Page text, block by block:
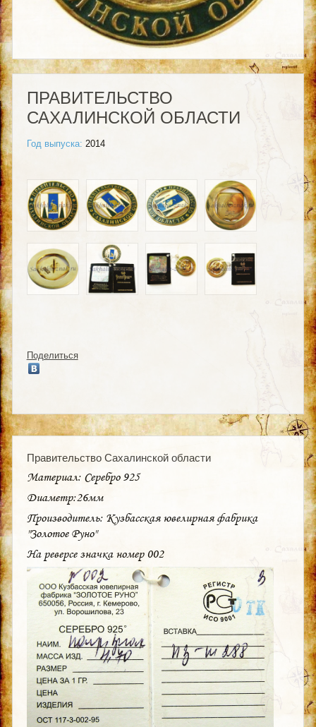
ПРАВИТЕЛЬСТВО
САХАЛИНСКОЙ ОБЛАСТИ
Год выпуска: 2014
Поделиться
Правительство Сахалинской области
Материал: Серебро 925
Диаметр:26мм
Производитель: Кузбасская ювелирная фабрика
"Золотое Руно"
На реверсе значка номер 002